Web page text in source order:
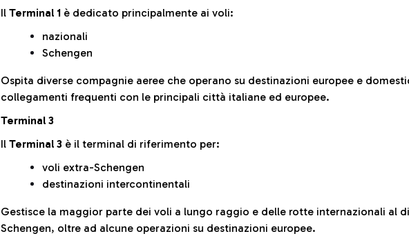
Il Terminal 1 è dedicato principalmente ai voli:
nazionali
Schengen
Ospita diverse compagnie aeree che operano su destinazioni europee e
collegamenti frequenti con le principali città italiane ed europee.
Terminal 3
Il Terminal 3 è il terminal di riferimento per:
voli extra-Schengen
destinazioni intercontinentali
Gestisce la maggior parte dei voli a lungo raggio e delle rotte internazionali al di
Schengen, oltre ad alcune operazioni su destinazioni europee.